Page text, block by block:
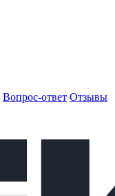
Вопрос-ответ Отзывы